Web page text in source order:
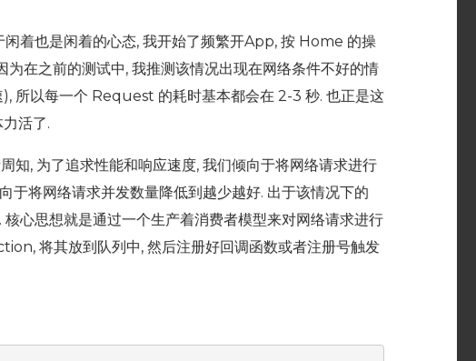
着也是闲着的心态, 我开始了频繁开App, 按 Home 的操
在之前的测试中, 我推测该情况出现在网络条件不好的情
所以每一个 Request 的耗时基本都会在 2-3 秒. 也正是这
活了.
知, 为了追求性能和响应速度, 我们倾向于将网络请求进行
于将网络请求并发数量降低到越少越好. 出于该情况下的
心思想就是通过一个生产着消费者模型来对网络请求进行
将其放到队列中, 然后注册好回调函数或者注册号触发